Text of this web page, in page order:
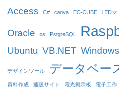
Access C# canva EC-CUBE LEDマ
Oracle os PstgreSQL
Ubuntu VB.NET Windows
デザインツール データベー
資料作成 通販サイト 電光掲示板 電子工作